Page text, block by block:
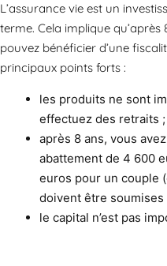
L’assurance vie est un
terme. Cela implique
pouvez bénéficier d’une
principaux points forts :
les produits ne sont
effectuez des retraits ;
après 8 ans, vous
abattement de 4 600
euros pour un couple
doivent être
le capital n’est pas